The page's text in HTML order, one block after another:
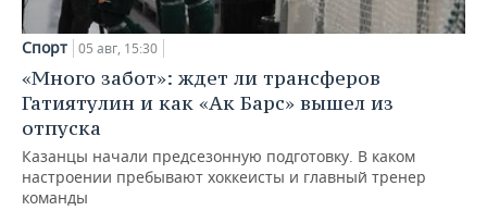
Спорт 05 авг, 15:30
«Много забот»: ждет ли трансферов
Гатиятулин и как «Ак Барс» вышел из
отпуска
Казанцы начали предсезонную подготовку. В каком
настроении пребывают хоккеисты и главный тренер
команды